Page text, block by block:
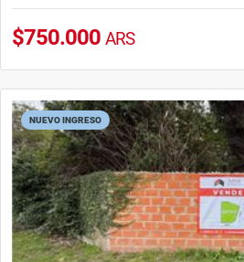
$750.000 ARS
NUEVO INGRESO